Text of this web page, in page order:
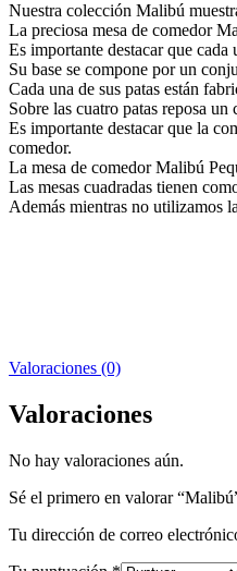
Nuestra colección Malibú
La preciosa mesa de comedor
Es importante destacar que
Su base se compone por un
Cada una de sus patas están
Sobre las cuatro patas reposa
Es importante destacar que la
comedor.
La mesa de comedor Malibú
Las mesas cuadradas tienen
Además mientras no utilizamos
Valoraciones (0)
Valoraciones
No hay valoraciones aún.
Sé el primero en valorar
Tu dirección de correo